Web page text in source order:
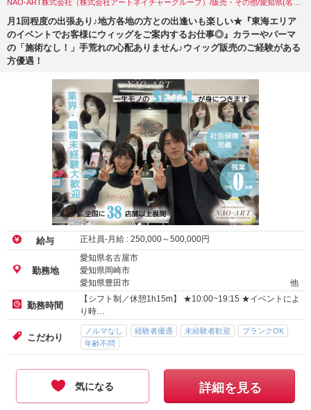
月1回程度の出張あり♪地方各地の方との出逢いも楽しい★『東海エリア
のイベントでお客様にウィッグをご案内するお仕事◎』カラーやパーマ
の「施術なし！」手荒れの心配ありません♪ウィッグ販売のご経験がある
方優遇！
給与 正社員-月給 : 250,000～500,000円
勤務地
愛知県名古屋市
愛知県岡崎市
愛知県豊田市
他
勤務時間
【シフト制／休憩1h15m】 ★10:00~19:15 ★イベントによ
り時…
こだわり
ノルマなし 経験者優遇 未経験者歓迎
ブランクOK
年齢不問
気になる 詳細を見る